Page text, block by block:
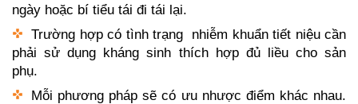
ngày hoặc bí tiểu tái đi tái lại.
Trường hợp có tình trạng nhiễm khuẩn tiết niệu cần
phải sử dụng kháng sinh thích hợp đủ liều cho sản
phụ.
Mỗi phương pháp sẽ có ưu nhược điểm khác nhau.